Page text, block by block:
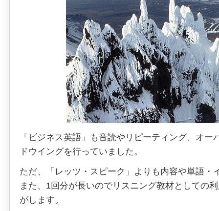
「ビジネス英語」も音読やリピーティング、オー
ドウイングを行っていました。
ただ、「レッツ・スピーク」よりも内容や単語・
また、1回分が長いのでリスニング教材としての
がします。